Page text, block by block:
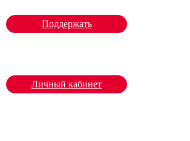
Поддержать
Личный кабинет